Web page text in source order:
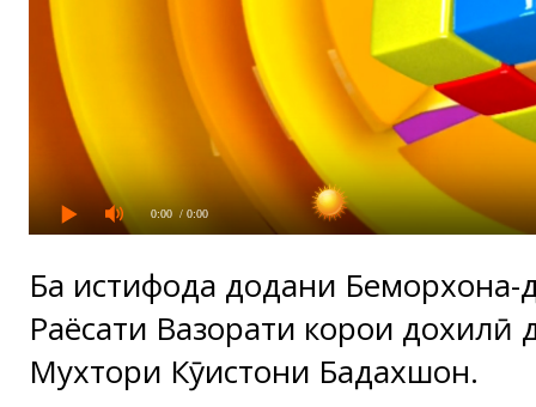
0:00 / 0:00
Ба истифода додани Беморхона-
Раёсати Вазорати корҳои дохилӣ
Мухтори Кӯҳистони Бадахшон.